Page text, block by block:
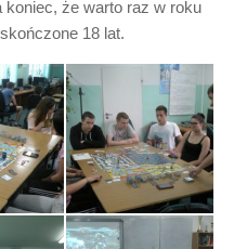
że warto raz w roku
18 lat.